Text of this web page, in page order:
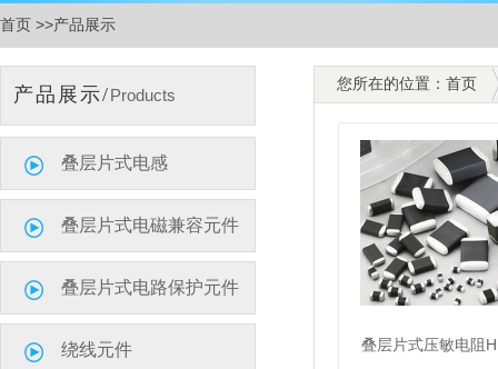
首页 >>产品展示
产品展示/Products
叠层片式电感
叠层片式电磁兼容元件
叠层片式电路保护元件
绕线元件
您所在的位置：首页
叠层片式压敏电阻